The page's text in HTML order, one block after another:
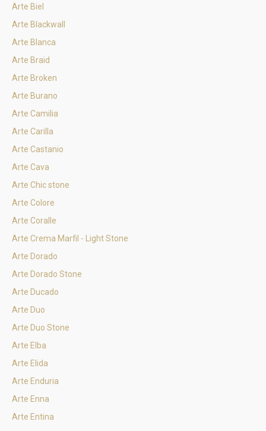
Arte Biel
Arte Blackwall
Arte Blanca
Arte Braid
Arte Broken
Arte Burano
Arte Camilia
Arte Carilla
Arte Castanio
Arte Cava
Arte Chic stone
Arte Colore
Arte Coralle
Arte Crema Marfil - Light Stone
Arte Dorado
Arte Dorado Stone
Arte Ducado
Arte Duo
Arte Duo Stone
Arte Elba
Arte Elida
Arte Enduria
Arte Enna
Arte Entina